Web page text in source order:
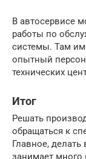
В автосервисе
работы по
системы. Там
опытный
технических
Итог
Решать
обращаться к
Главное,
занимает много